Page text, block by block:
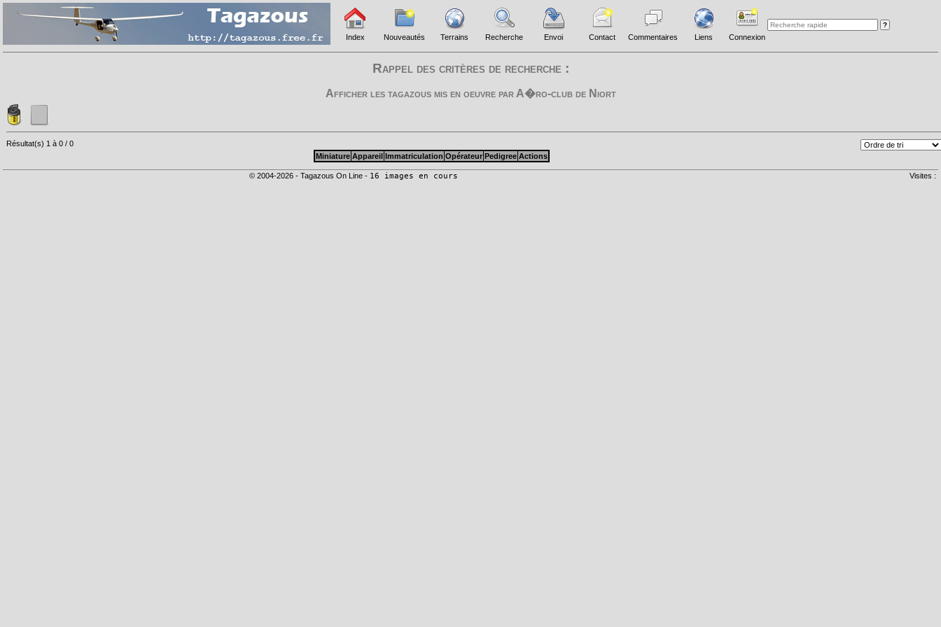
Index Nouveautés Terrains Recherche Envoi Contact Commentaires Liens Connexion
Rappel des critères de recherche :
Afficher les tagazous mis en oeuvre par A�ro-club de Niort
Résultat(s) 1 à 0 / 0
Miniature Appareil Immatriculation Opérateur Pedigree Actions
© 2004-2026 - Tagazous On Line - 16 images en cours Visites :